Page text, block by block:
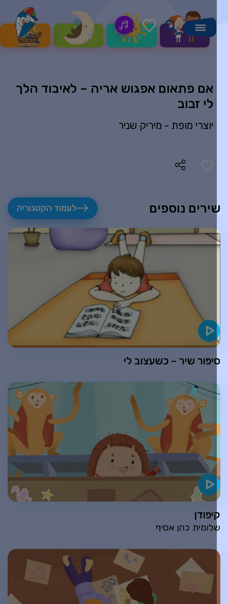
אם פתאום אפגוש אריה – לאיבוד הלך
לי זבוב
יוצרי מופת - מיריק שניר
נוספים לעמוד הקטגוריה
שיר – כשעצוב לי
כהן אסיף